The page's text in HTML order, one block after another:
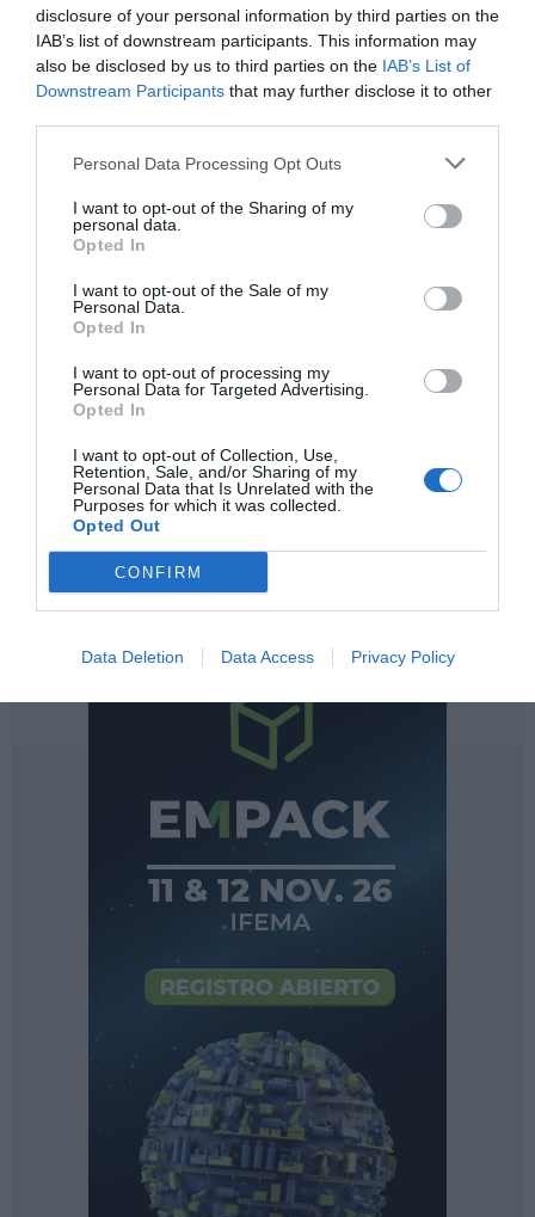
disclosure of your personal information by third parties on the
IAB’s list of downstream participants. This information may
also be disclosed by us to third parties on the IAB’s List of
Downstream Participants that may further disclose it to other
Personal Data Processing Opt Outs
I want to opt-out of the Sharing of my
personal data.
Opted In
I want to opt-out of the Sale of my
Personal Data.
Opted In
I want to opt-out of processing my
Personal Data for Targeted Advertising.
Opted In
I want to opt-out of Collection, Use,
Retention, Sale, and/or Sharing of my
Personal Data that Is Unrelated with the
Purposes for which it was collected.
Opted Out
CONFIRM
Data Deletion Data Access Privacy Policy
Lo más leído